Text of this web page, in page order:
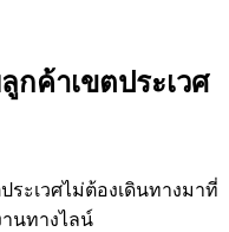
ค้าเขตประเวศ
ะเวศไม่ต้องเดินทางมาที่
านทางไลน์